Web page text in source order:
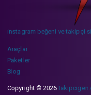
instagram beğeni ve takipçi
Araçlar
Paketler
Blog
Copyright © 2026